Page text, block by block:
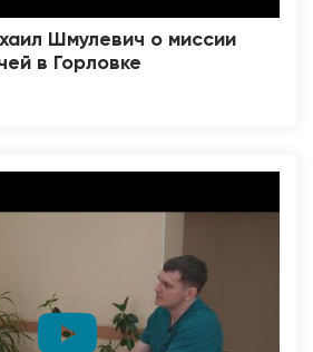
Шмулевич о миссии
в Горловке